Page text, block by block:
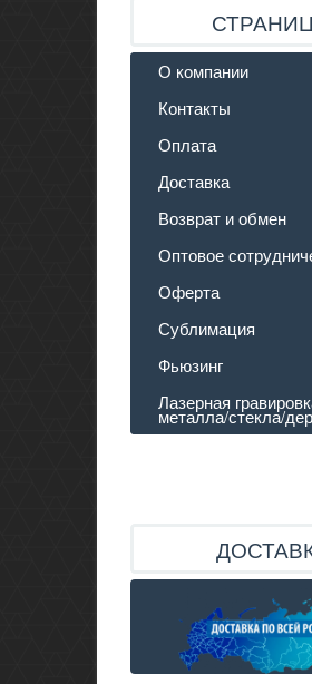
О компании
Контакты
Оплата
Доставка
Возврат и обмен
Оптовое
Оферта
Сублимация
Фьюзинг
Лазерная
металла/стекла/